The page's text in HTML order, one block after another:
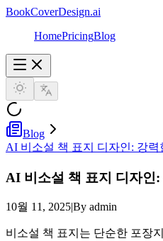
BookCoverDesign.ai
HomePricingBlog
Blog
AI 비소설 책 표지 디자인: 강력
AI 비소설 책 표지 디자인
10월 11, 2025|By admin
비소설 책 표지는 단순한 포장